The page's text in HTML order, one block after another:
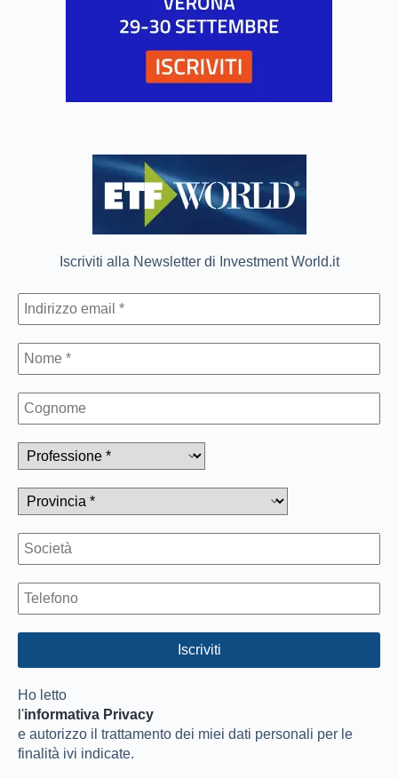
Iscriviti alla Newsletter di Investment World.it
Ho letto
l'informativa Privacy
e autorizzo il trattamento dei miei dati personali per le
finalità ivi indicate.